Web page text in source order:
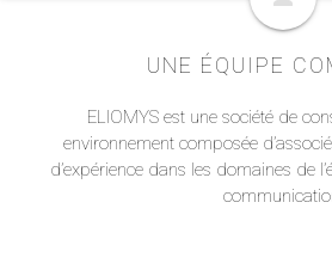
UNE ÉQUIPE
ELIOMYS est une société de
environnement composée
d’expérience dans les domaines de